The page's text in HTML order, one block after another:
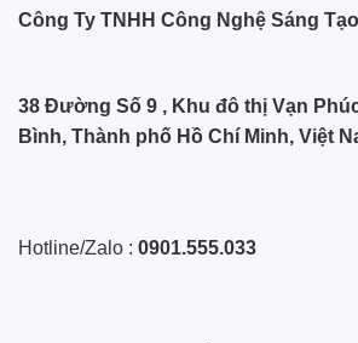
Công Ty TNHH Công Nghệ Sáng
38 Đường Số 9 , Khu đô thị Vạn
Bình, Thành phố Hồ Chí Minh, Việt
Hotline/Zalo : 0901.555.033